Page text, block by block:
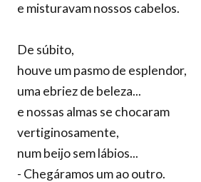
e misturavam nossos cabelos.
De súbito,
houve um pasmo de esplendor,
uma ebriez de beleza...
e nossas almas se chocaram
vertiginosamente,
num beijo sem lábios...
- Chegáramos um ao outro.